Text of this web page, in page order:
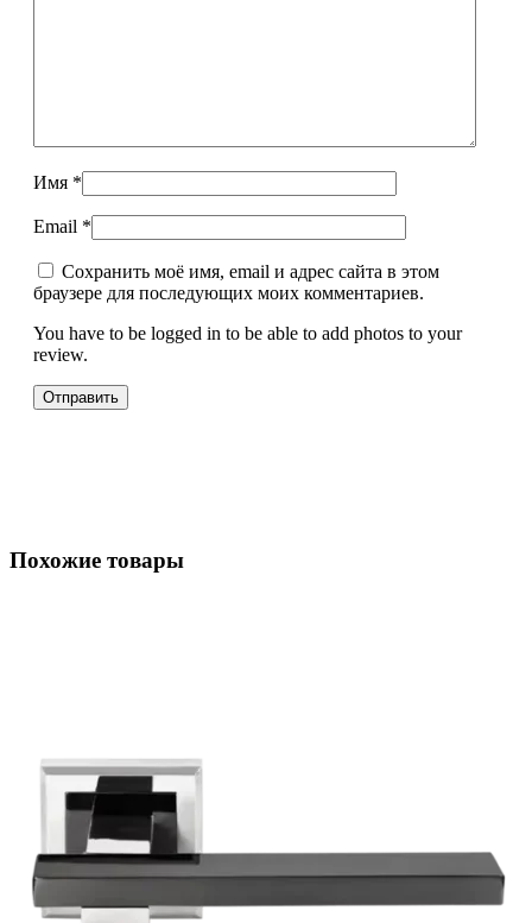
Имя *
Email *
Сохранить моё имя, email и адрес сайта в этом
браузере для последующих моих комментариев.
You have to be logged in to be able to add photos to your
review.
Похожие товары